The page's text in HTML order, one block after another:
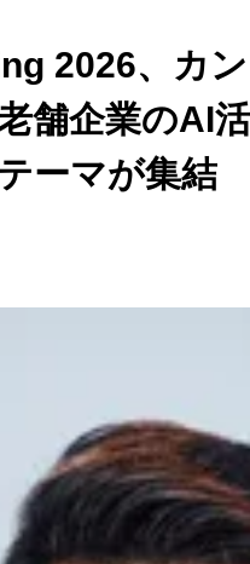
2026、カ
舗企業のAI
ーマが集結